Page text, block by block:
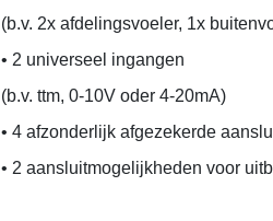
(b.v. 2x afdelingsvoeler, 1x
• 2 universeel ingangen
(b.v. ttm, 0-10V oder 4-20mA)
• 4 afzonderlijk afgezekerde
• 2 aansluitmogelijkheden voor